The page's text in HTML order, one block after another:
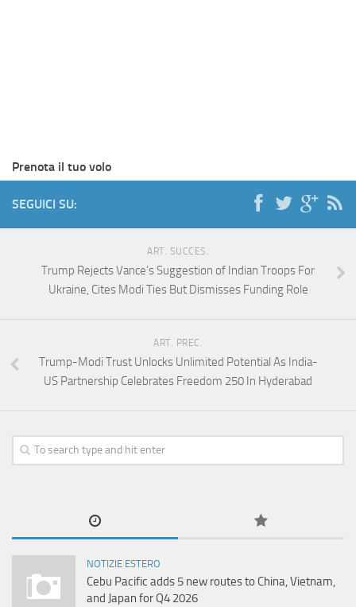
Prenota il tuo volo
SEGUICI SU:
ART. SUCCES.
Trump Rejects Vance’s Suggestion of Indian Troops For
Ukraine, Cites Modi Ties But Dismisses Funding Role
ART. PREC.
Trump-Modi Trust Unlocks Unlimited Potential As India-
US Partnership Celebrates Freedom 250 In Hyderabad
NOTIZIE ESTERO
Cebu Pacific adds 5 new routes to China, Vietnam,
and Japan for Q4 2026